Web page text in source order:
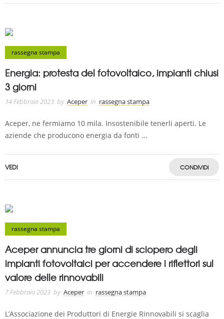
rassegna stampa
Energia: protesta del fotovoltaico, impianti chiusi
3 giorni
14 Febbraio 2023 by Aceper in rassegna stampa
Aceper, ne fermiamo 10 mila. Insostenibile tenerli aperti. Le
aziende che producono energia da fonti ...
VEDI CONDIVIDI
rassegna stampa
Aceper annuncia tre giorni di sciopero degli
impianti fotovoltaici per accendere i riflettori sul
valore delle rinnovabili
7 Febbraio 2023 by Aceper in rassegna stampa
L’Associazione dei Produttori di Energie Rinnovabili si scaglia